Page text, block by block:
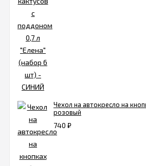
Чехол на автокресло на
розовый
740 ₽